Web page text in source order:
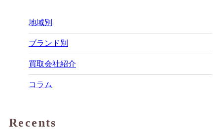
地域別
ブランド別
買取会社紹介
コラム
Recents